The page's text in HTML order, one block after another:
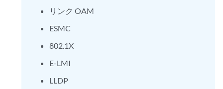
リンク OAM
ESMC
802.1X
E-LMI
LLDP